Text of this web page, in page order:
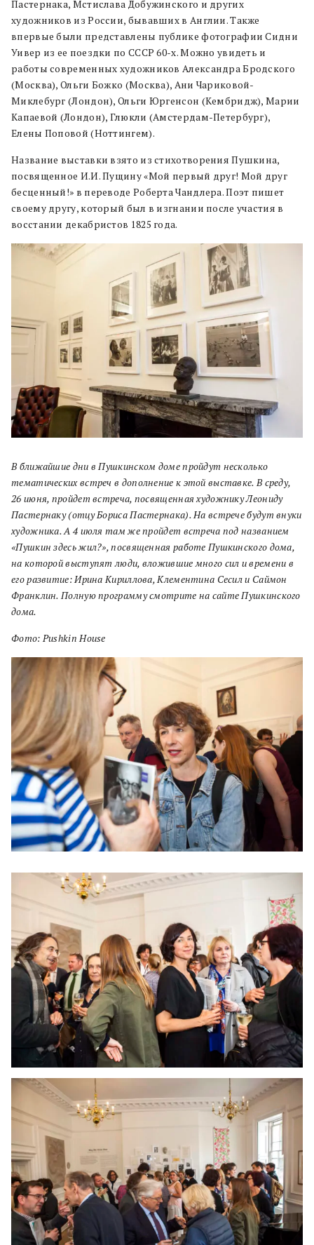
Пастернака, Мстислава Добужинского и других
художников из России, бывавших в Англии. Также
впервые были представлены публике фотографии Сидни
Уивер из ее поездки по СССР 60-х. Можно увидеть и
работы современных художников Александра Бродского
(Москва), Ольги Божко (Москва), Ани Чариковой-
Миклебург (Лондон), Ольги Юргенсон (Кембридж), Марии
Капаевой (Лондон), Глюкли (Амстердам-Петербург),
Елены Поповой (Ноттингем).
Название выставки взято из стихотворения Пушкина,
посвященное И.И. Пущину «Мой первый друг! Мой друг
бесценный!» в переводе Роберта Чандлера. Поэт пишет
своему другу, который был в изгнании после участия в
восстании декабристов 1825 года.
В ближайшие дни в Пушкинском доме пройдут несколько
тематических встреч в дополнение к этой выставке. В среду,
26 июня, пройдет встреча, посвященная художнику Леониду
Пастернаку (отцу Бориса Пастернака). На встрече будут внуки
художника. А 4 июля там же пройдет встреча под названием
«Пушкин здесь жил?», посвященная работе Пушкинского дома,
на которой выступят люди, вложившие много сил и времени в
его развитие: Ирина Кириллова, Клементина Сесил и Саймон
Франклин. Полную программу смотрите на сайте Пушкинского
дома.
Фото: Pushkin House